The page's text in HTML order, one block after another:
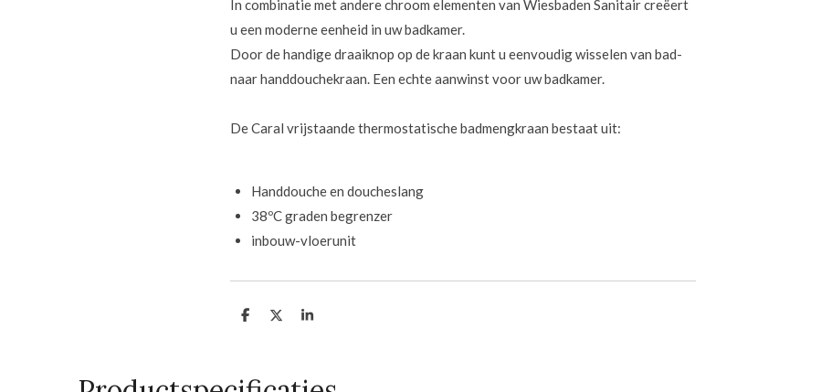
In combinatie met andere chroom elementen van Wiesbaden Sanitair creëert
u een moderne eenheid in uw badkamer.
Door de handige draaiknop op de kraan kunt u eenvoudig wisselen van bad-
naar handdouchekraan. Een echte aanwinst voor uw badkamer.
De Caral vrijstaande thermostatische badmengkraan bestaat uit:
Handdouche en doucheslang
38ºCgraden begrenzer
inbouw-vloerunit
D
D
S